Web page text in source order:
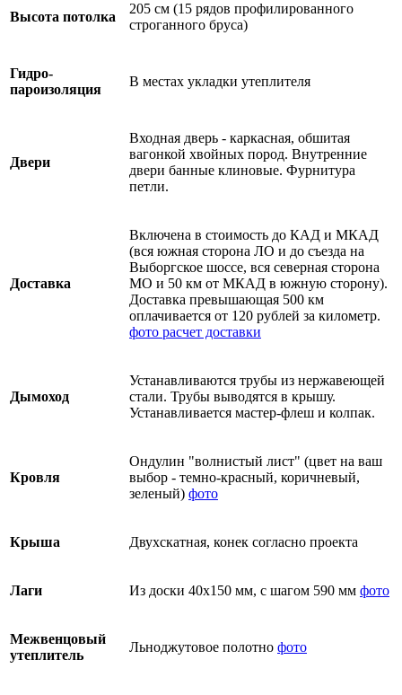
Высота потолка
205 см (15 рядов профилированного
строганного бруса)
Гидро-
пароизоляция
В местах укладки утеплителя
Двери
Входная дверь - каркасная, обшитая
вагонкой хвойных пород. Внутренние
двери банные клиновые. Фурнитура
петли.
Доставка
Включена в стоимость до КАД и МКАД
(вся южная сторона ЛО и до съезда на
Выборгское шоссе, вся северная сторона
МО и 50 км от МКАД в южную сторону).
Доставка превышающая 500 км
оплачивается от 120 рублей за километр.
фото расчет доставки
Дымоход
Устанавливаются трубы из нержавеющей
стали. Трубы выводятся в крышу.
Устанавливается мастер-флеш и колпак.
Кровля
Ондулин "волнистый лист" (цвет на ваш
выбор - темно-красный, коричневый,
зеленый) фото
Крыша Двухскатная, конек согласно проекта
Лаги Из доски 40х150 мм, с шагом 590 мм фото
Межвенцовый
утеплитель
Льноджутовое полотно фото